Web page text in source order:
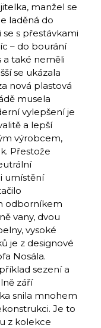
manžel se
laděná do
s přestávkami
– do bourání
a také neměli
se ukázala
nová plastová
musela
vylepšení je
a lepší
výrobcem,
Přestože
umístění
odborníkem
vany, dvou
vysoké
je z designové
Nosála.
sezení a
září
snila mnohem
Je to
z kolekce